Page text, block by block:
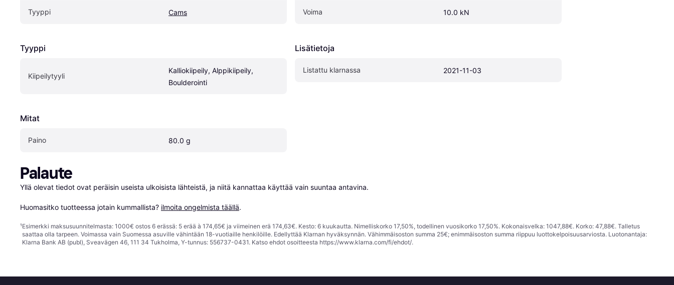
Tyyppi Cams
Tyyppi
Kiipeilytyyli
Kalliokiipeily, Alppikiipeily,
Boulderointi
Mitat
Paino 80.0 g
Voima 10.0 kN
Lisätietoja
Listattu klarnassa 2021-11-03
Palaute
Yllä olevat tiedot ovat peräisin useista ulkoisista lähteistä, ja niitä kannattaa käyttää vain suuntaa antavina.
Huomasitko tuotteessa jotain kummallista? ilmoita ongelmista täällä.
¹Esimerkki maksusuunnitelmasta: 1000€ ostos 6 erässä: 5 erää à 174,65€ ja viimeinen erä 174,63€. Kesto: 6 kuukautta. Nimelliskorko 17,50%, todellinen vuosikorko 17,50%. Kokonaisvelka: 1047,88€. Korko: 47,88€. Talletus
saattaa olla tarpeen. Voimassa vain Suomessa asuville vähintään 18-vuotiaille henkilöille. Edellyttää Klarnan hyväksynnän. Vähimmäisoston summa 25€; enimmäisoston summa riippuu luottokelpoisuusarviosta. Luotonantaja:
Klarna Bank AB (publ), Sveavägen 46, 111 34 Tukholma, Y-tunnus: 556737-0431. Katso ehdot osoitteesta https://www.klarna.com/fi/ehdot/.